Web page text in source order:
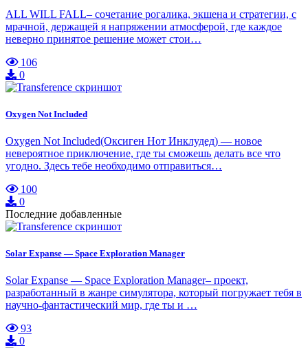
ALL WILL FALL– сочетание рогалика, экшена и стратегии, с
мрачной, держащей я напряжении атмосферой, где каждое
неверно принятое решение может стои…
106
0
Oxygen Not Included
Oxygen Not Included(Оксиген Нот Инклудед) — новое
невероятное приключение, где ты сможешь делать все что
угодно. Здесь тебе необходимо отправиться…
100
0
Последние добавленные
Solar Expanse — Space Exploration Manager
Solar Expanse — Space Exploration Manager– проект,
разработанный в жанре симулятора, который погружает тебя в
научно-фантастический мир, где ты и …
93
0